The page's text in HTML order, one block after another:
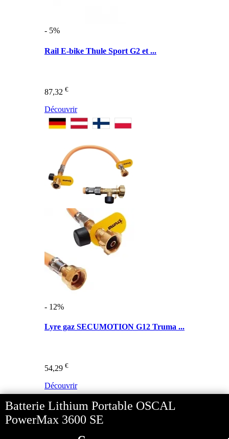
- 5%
Rail E-bike Thule Sport G2 et ...
87,32 €
Découvrir
- 12%
Lyre gaz SECUMOTION G12 Truma ...
54,29 €
Découvrir
Batterie Lithium Portable OSCAL
PowerMax 3600 SE